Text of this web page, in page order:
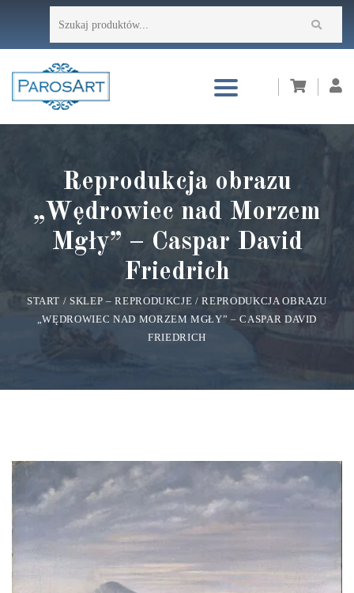
Reprodukcja obrazu
„Wędrowiec nad Morzem
Mgły” – Caspar David
Friedrich
START /SKLEP – REPRODUKCJE /REPRODUKCJA OBRAZU
„WĘDROWIEC NAD MORZEM MGŁY” – CASPAR DAVID
FRIEDRICH